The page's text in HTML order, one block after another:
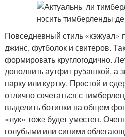
Повседневный стиль «кэжуал»
джинс, футболок и свитеров.
формировать круглогодично.
дополнить аутфит рубашкой, а
парку или куртку. Простой и
отлично сочетаться с
выделить ботинки на общем
«лук» тоже будет уместен.
голубыми или синими